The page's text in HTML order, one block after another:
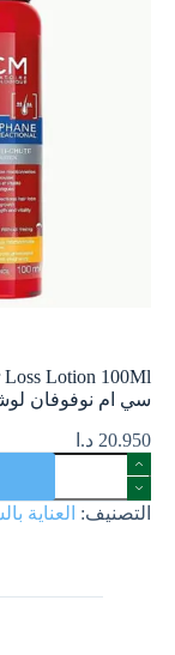
سي ام نوفوفان لوشن
20.950 د.ا
التصنيف: العناية